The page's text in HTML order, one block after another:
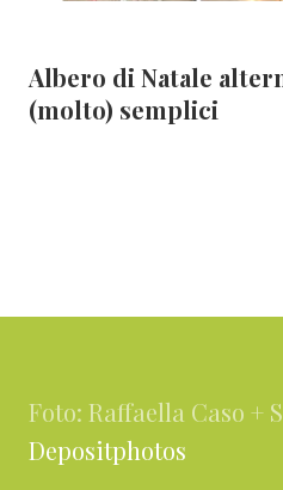
Albero di Natale
(molto) semplici
Foto: Raffaella Caso +
Depositphotos